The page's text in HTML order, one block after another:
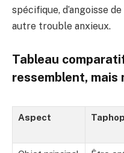
spécifique, d’angoisse
autre trouble anxieux.
Tableau
ressemblent, mais
Aspect